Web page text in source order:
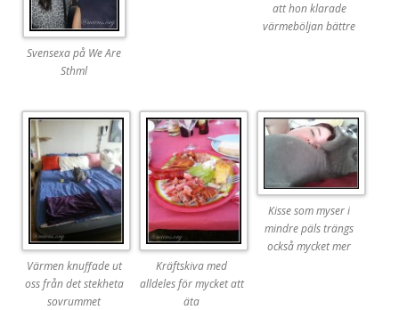
Svensexa på We Are
Sthml
att hon klarade
värmeböljan bättre
Värmen knuffade ut
oss från det stekheta
sovrummet
Kräftskiva med
alldeles för mycket att
äta
Kisse som myser i
mindre päls trängs
också mycket mer